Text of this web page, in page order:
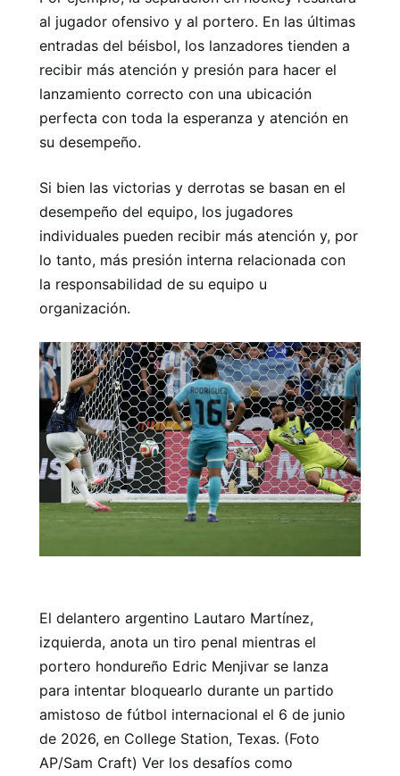
al jugador ofensivo y al portero. En las últimas
entradas del béisbol, los lanzadores tienden a
recibir más atención y presión para hacer el
lanzamiento correcto con una ubicación
perfecta con toda la esperanza y atención en
su desempeño.
Si bien las victorias y derrotas se basan en el
desempeño del equipo, los jugadores
individuales pueden recibir más atención y, por
lo tanto, más presión interna relacionada con
la responsabilidad de su equipo u
organización.
El delantero argentino Lautaro Martínez,
izquierda, anota un tiro penal mientras el
portero hondureño Edric Menjivar se lanza
para intentar bloquearlo durante un partido
amistoso de fútbol internacional el 6 de junio
de 2026, en College Station, Texas. (Foto
AP/Sam Craft) Ver los desafíos como